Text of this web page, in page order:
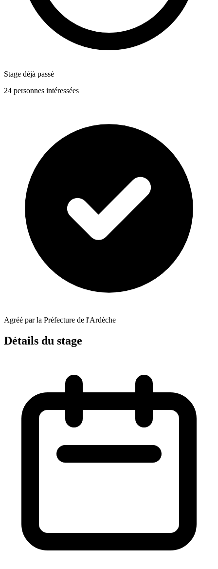
Stage déjà passé
24 personnes intéressées
Agréé par la Préfecture de l'Ardèche
Détails du stage